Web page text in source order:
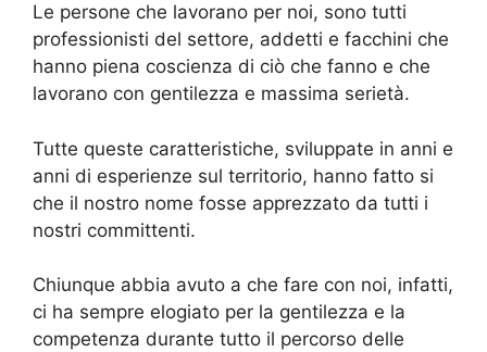
Le persone che lavorano per noi, sono tutti
professionisti del settore, addetti e facchini che
hanno piena coscienza di ciò che fanno e che
lavorano con gentilezza e massima serietà.
Tutte queste caratteristiche, sviluppate in anni e
anni di esperienze sul territorio, hanno fatto si
che il nostro nome fosse apprezzato da tutti i
nostri committenti.
Chiunque abbia avuto a che fare con noi, infatti,
ci ha sempre elogiato per la gentilezza e la
competenza durante tutto il percorso delle